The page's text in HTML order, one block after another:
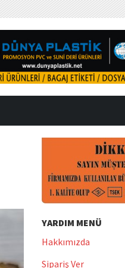
YARDIM MENÜ
Hakkımızda
Sipariş Ver